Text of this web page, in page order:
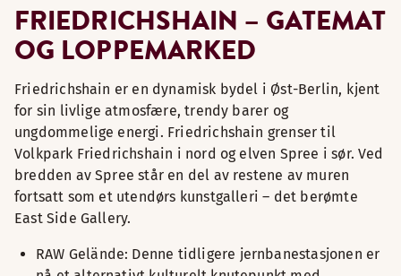
FRIEDRICHSHAIN – GATEMAT
OG LOPPEMARKED
Friedrichshain er en dynamisk bydel i Øst-Berlin, kjent
for sin livlige atmosfære, trendy barer og
ungdommelige energi. Friedrichshain grenser til
Volkpark Friedrichshain i nord og elven Spree i sør. Ved
bredden av Spree står en del av restene av muren
fortsatt som et utendørs kunstgalleri – det berømte
East Side Gallery.
RAW Gelände: Denne tidligere jernbanestasjonen er